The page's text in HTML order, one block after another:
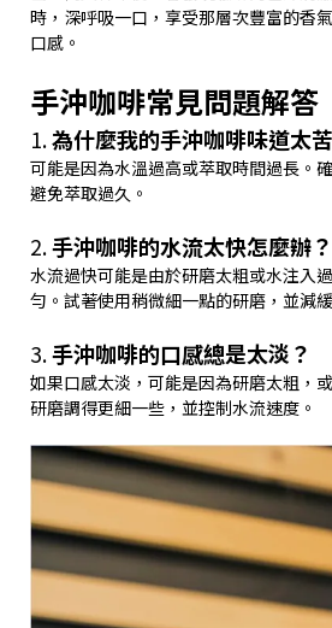
時，深呼吸一口，享受那層次豐富的香
口感。
手沖咖啡常見問題解答
1.為什麼我的手沖咖啡味道太
可能是因為水溫過高或萃取時間過長。
避免萃取過久。
2.手沖咖啡的水流太快怎麼辦？
水流過快可能是由於研磨太粗或水注入
勻。試著使用稍微細一點的研磨，並減
3.手沖咖啡的口感總是太淡？
如果口感太淡，可能是因為研磨太粗，
研磨調得更細一些，並控制水流速度。